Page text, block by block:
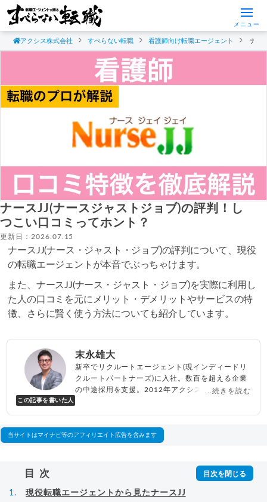
メニュー
アクシス株式会社 すべらない転職 看護師向け転職エージェント ナー
ナースJJ(ナースジャストジョブ)の評判！し
つこい口コミってホント？
更新日：2026.07.15
ナースJJ(ナース・ジャスト・ジョブ)の評判について、現役
の転職エージェントが本音でぶっちゃけます。
また、ナースJJ(ナース・ジャスト・ジョブ)を実際に利用し
た人の口コミを元にメリット・デメリットやサービスの特
徴、さらに賢く使う方法についても紹介しています。
この記事を書いた人
末永雄大
新卒でリクルートエージェント(現インディードリ
クルートパートナーズ)に入社。数百を超える企業
の中途採用を支援。2012年アクシス(株)設立、代
べらない転職エージェント
...続きを読む
当サイトはマイナビ等のアフィリエイト広告を含みます
目次
現役転職エージェントから見たナースJJ